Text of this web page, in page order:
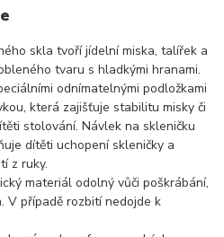
skla tvoří jídelní miska, talířek a
tvaru s hladkými hranami.
odnímatelnými podložkami
která zajišťuje stabilitu misky či
stolování. Návlek na skleničku
dítěti uchopení skleničky a
z ruky.
materiál odolný vůči poškrábání,
V případě rozbití nedojde k